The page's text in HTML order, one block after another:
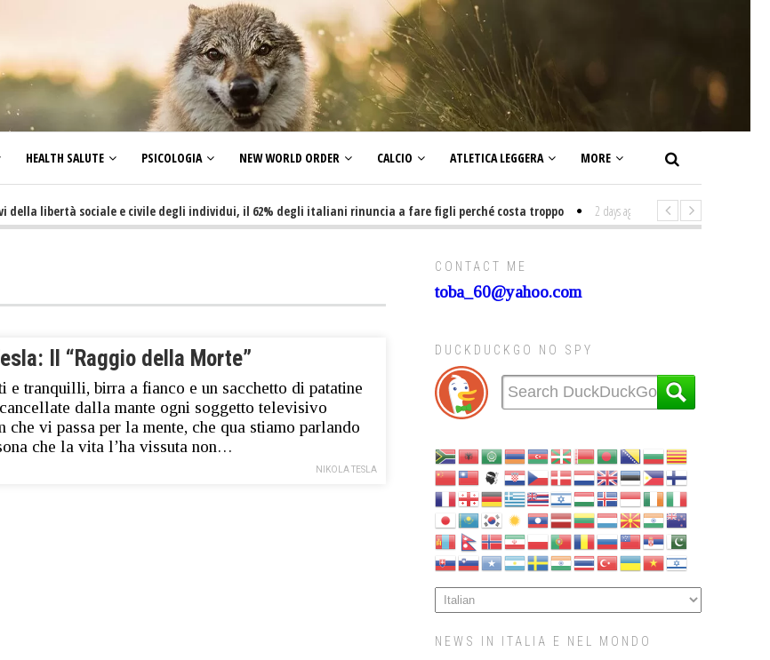
HEALTH SALUTE PSICOLOGIA NEW WORLD ORDER CALCIO ATLETICA LEGGERA MORE
libertà sociale e civile degli individui, il 62% degli italiani rinuncia a fare figli perché costa troppo 2 days ago - Non mi interesso di
Il “Raggio della Morte”
e tranquilli, birra a fianco e un sacchetto di patatine
dalla mante ogni soggetto televisivo
che vi passa per la mente, che qua stiamo parlando
che la vita l’ha vissuta non…
NIKOLA TESLA
CONTACT ME
toba_60@yahoo.com
DUCKDUCKGO NO SPY
NEWS IN ITALIA E NEL MONDO